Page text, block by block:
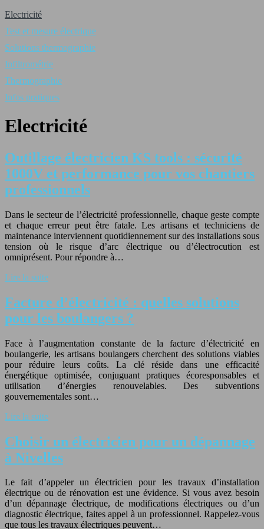
Electricité
Test et mesure électrique
Solutions thermographie
Infiltrométrie
Thermographie
Infos pratiques
Electricité
Outillage électricien KS tools : sécurité
1000V et performance pour vos chantiers
professionnels
Dans le secteur de l’électricité professionnelle, chaque geste compte
et chaque erreur peut être fatale. Les artisans et techniciens de
maintenance interviennent quotidiennement sur des installations sous
tension où le risque d’arc électrique ou d’électrocution est
omniprésent. Pour répondre à…
Lire la suite
Facture d’électricité : quelles solutions
pour les boulangers ?
Face à l’augmentation constante de la facture d’électricité en
boulangerie, les artisans boulangers cherchent des solutions viables
pour réduire leurs coûts. La clé réside dans une efficacité
énergétique optimisée, conjuguant pratiques écoresponsables et
utilisation d’énergies renouvelables. Des subventions
gouvernementales sont…
Lire la suite
Choisir un électricien pour un dépannage
à Nivelles
Le fait d’appeler un électricien pour les travaux d’installation
électrique ou de rénovation est une évidence. Si vous avez besoin
d’un dépannage électrique, de modifications électriques ou d’un
diagnostic électrique, faites appel à un professionnel. Rappelez-vous
que tous les travaux électriques peuvent…